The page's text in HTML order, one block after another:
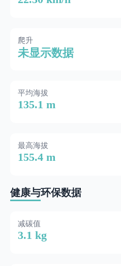
爬升
未显示数据
平均海拔
135.1 m
最高海拔
155.4 m
健康与环保数据
减碳值
3.1 kg